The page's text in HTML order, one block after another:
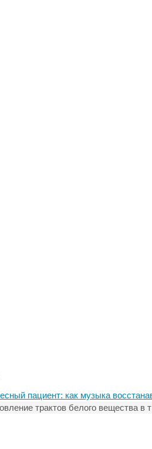
трактов белого вещества в